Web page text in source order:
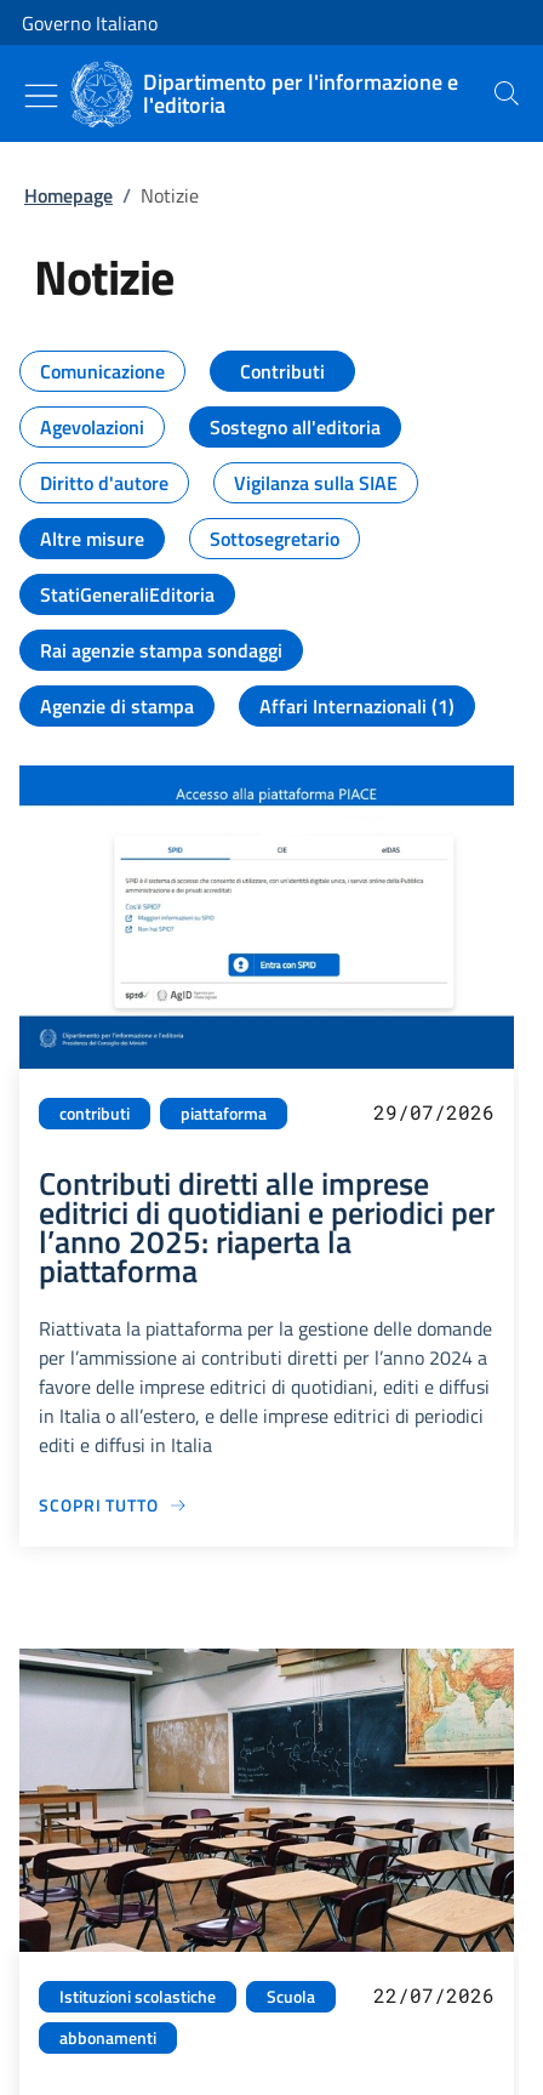
Vai al contenuto
Vai alla navigazione del sito
Governo Italiano
Dipartimento per l'informazione e
l'editoria Cerca
Homepage / Notizie
Notizie
Tutti i contenuti della pagina
Comunicazione
Contributi
Agevolazioni
Sostegno all'editoria
Diritto d'autore
Vigilanza sulla SIAE
Altre misure
Sottosegretario
StatiGeneraliEditoria
Rai agenzie stampa sondaggi
Agenzie di stampa
Affari Internazionali (1)
contributi piattaforma 29/07/2026
Contributi diretti alle imprese
editrici di quotidiani e periodici per
l’anno 2025: riaperta la
piattaforma
Riattivata la piattaforma per la gestione delle domande
per l’ammissione ai contributi diretti per l’anno 2024 a
favore delle imprese editrici di quotidiani, editi e diffusi
in Italia o all’estero, e delle imprese editrici di periodici
editi e diffusi in Italia
SCOPRI TUTTO
Istituzioni scolastiche
Scuola
abbonamenti
22/07/2026